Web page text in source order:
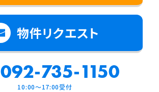
物件リクエスト
092-735-1150
10:00～17:00受付